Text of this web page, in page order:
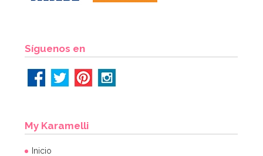
Síguenos en
My Karamelli
Inicio